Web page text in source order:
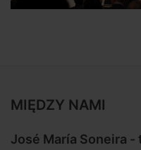
MIĘDZY NAMI
José María Soneira -